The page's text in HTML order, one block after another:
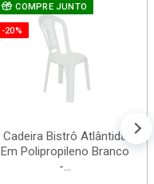
COMPRE JUNTO
-20%
Cadeira Bistrô Atlântida
Em Polipropileno Branco
-...